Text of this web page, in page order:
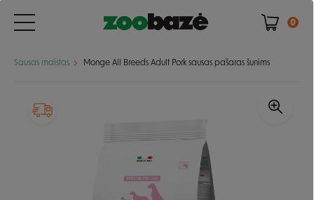
0
Sausas maistas Monge All Breeds Adult Pork sausas pašaras šunims